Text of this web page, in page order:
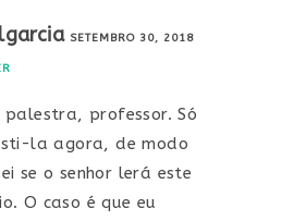
SETEMBRO 30, 2018
palestra, professor. Só
la agora, de modo
se o senhor lerá este
O caso é que eu